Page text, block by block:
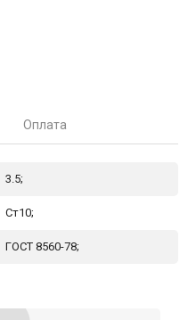
Оплата
3.5;
Ст10;
ГОСТ 8560-78;